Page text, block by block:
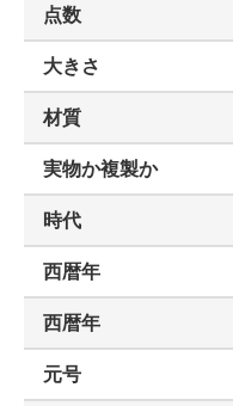
点数
大きさ
材質
実物か複製か
時代
西暦年
西暦年
元号